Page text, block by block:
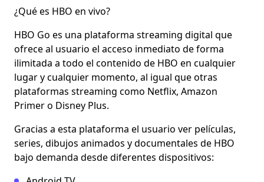
¿Qué es HBO en vivo?
HBO Go es una plataforma streaming digital que
ofrece al usuario el acceso inmediato de forma
ilimitada a todo el contenido de HBO en cualquier
lugar y cualquier momento, al igual que otras
plataformas streaming como Netflix, Amazon
Primer o Disney Plus.
Gracias a esta plataforma el usuario ver películas,
series, dibujos animados y documentales de HBO
bajo demanda desde diferentes dispositivos: